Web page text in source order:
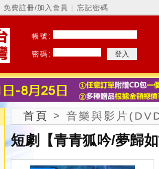
免費註冊/加入會員 忘記密碼
帳號:
密碼:
首頁 > 音樂與影片
短劇【青青狐吟/夢歸